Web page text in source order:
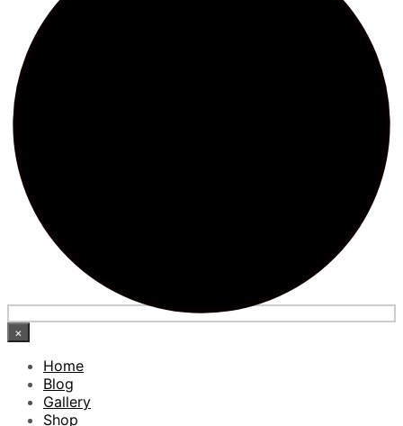
×
Home
Blog
Gallery
Shop